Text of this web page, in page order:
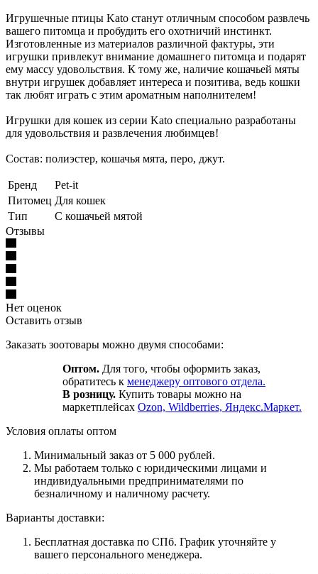
Игрушечные птицы Kato станут отличным способом развлечь
вашего питомца и пробудить его охотничий инстинкт.
Изготовленные из материалов различной фактуры, эти
игрушки привлекут внимание домашнего питомца и подарят
ему массу удовольствия. К тому же, наличие кошачьей мяты
внутри игрушек добавляет интереса и позитива, ведь кошки
так любят играть с этим ароматным наполнителем!
Игрушки для кошек из серии Kato специально разработаны
для удовольствия и развлечения любимцев!
Состав: полиэстер, кошачья мята, перо, джут.
Бренд
Pet-it
Питомец Для кошек
Тип
С кошачьей мятой
Отзывы
Нет оценок
Оставить отзыв
Заказать зоотовары можно двумя способами:
Оптом. Для того, чтобы оформить заказ,
обратитесь к менеджеру оптового отдела.
В розницу. Купить товары можно на
маркетплейсах Ozon, Wildberries, Яндекс.Маркет.
Условия оплаты оптом
Минимальный заказ от 5 000 рублей.
Мы работаем только с юридическими лицами и
индивидуальными предпринимателями по
безналичному и наличному расчету.
Варианты доставки:
Бесплатная доставка по СПб. График уточняйте у
вашего персонального менеджера.